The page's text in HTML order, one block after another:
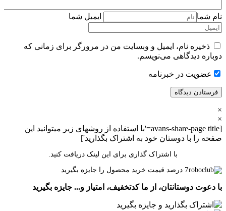
نام شما ایمیل شما
ذخیره نام، ایمیل و وبسایت من در مرورگر برای زمانی که
دوباره دیدگاهی می‌نویسم.
عضویت در خبرنامه
×
×
[avans-share-page title='با استفاده از روشهای زیر میتوانید این
صفحه را با دوستان خود به اشتراک بگذارید']
با اشتراک گذاری برای این لینک دریافت کنید.
7 درصد قیمت خرید محصول را جایزه بگیرید
با دعوت دوستانتان، از ما کدتخفیف، امتیاز و... جایزه بگیرید